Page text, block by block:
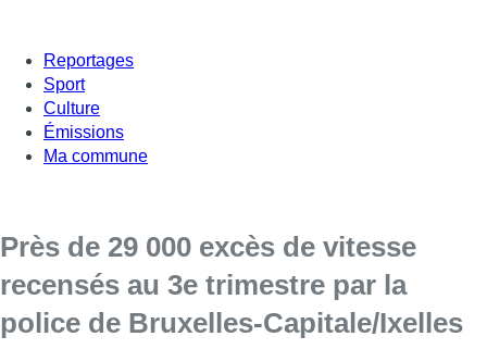
Reportages
Sport
Culture
Émissions
Ma commune
Près de 29 000 excès de vitesse
recensés au 3e trimestre par la
police de Bruxelles-Capitale/Ixelles